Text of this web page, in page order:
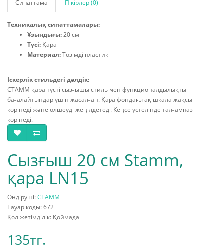
Сипаттама Пікірлер (0)
Техникалық сипаттамалары:
Ұзындығы:20 см
Түсі: Қара
Материал:Төзімді пластик
Іскерлік стильдегі дәлдік:
СТАММ қара түсті сызғышы стиль мен функционалдылықты
бағалайтындар үшін жасалған. Қара фондағы ақ шкала жақсы
көрінеді және өлшеуді жеңілдетеді. Кеңсе үстелінде талғампаз
көрінеді.
Сызғыш 20 см Stamm,
қара LN15
Өндіруші:СТАММ
Тауар коды: 672
Қол жетімділік: Қоймада
135тг.